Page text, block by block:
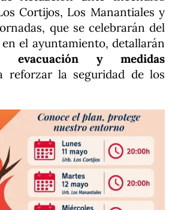
Cortijos, Los Manantiales y
que se celebrarán del
en el ayuntamiento, detallarán
evacuación y medidas
reforzar la seguridad de los